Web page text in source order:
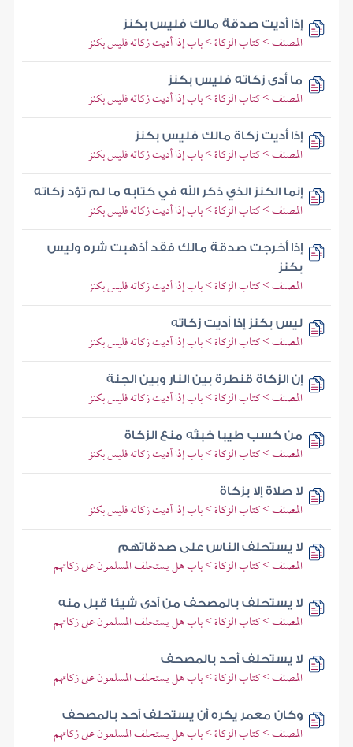
إذا أديت صدقة مالك فليس بكنز
المصنف > كتاب الزكاة > باب إذا أديت زكاته فليس بكنز
ما أدى زكاته فليس بكنز
المصنف > كتاب الزكاة > باب إذا أديت زكاته فليس بكنز
إذا أديت زكاة مالك فليس بكنز
المصنف > كتاب الزكاة > باب إذا أديت زكاته فليس بكنز
إنما الكنز الذي ذكر الله في كتابه ما لم تؤد زكاته
المصنف > كتاب الزكاة > باب إذا أديت زكاته فليس بكنز
إذا أخرجت صدقة مالك فقد أذهبت شره وليس
بكنز
المصنف > كتاب الزكاة > باب إذا أديت زكاته فليس بكنز
ليس بكنز إذا أديت زكاته
المصنف > كتاب الزكاة > باب إذا أديت زكاته فليس بكنز
إن الزكاة قنطرة بين النار وبين الجنة
المصنف > كتاب الزكاة > باب إذا أديت زكاته فليس بكنز
من كسب طيبا خبثه منع الزكاة
المصنف > كتاب الزكاة > باب إذا أديت زكاته فليس بكنز
لا صلاة إلا بزكاة
المصنف > كتاب الزكاة > باب إذا أديت زكاته فليس بكنز
لا يستحلف الناس على صدقاتهم
المصنف > كتاب الزكاة > باب هل يستحلف المسلمون على زكاتهم
لا يستحلف بالمصحف من أدى شيئا قبل منه
المصنف > كتاب الزكاة > باب هل يستحلف المسلمون على زكاتهم
لا يستحلف أحد بالمصحف
المصنف > كتاب الزكاة > باب هل يستحلف المسلمون على زكاتهم
وكان معمر يكره أن يستحلف أحد بالمصحف
المصنف > كتاب الزكاة > باب هل يستحلف المسلمون على زكاتهم